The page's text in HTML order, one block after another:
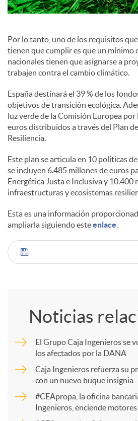
e
s
Por lo tanto, uno de los requisitos
tienen que cumplir es que un mínimo
nacionales tienen que asignarse a
trabajen contra el cambio climático.
España destinará el 39 % de los
objetivos de transición ecológica.
luz verde de la Comisión Europea
euros distribuidos a través del Plan
Resiliencia.
Este plan se articula en 10 políticas
se incluyen 6.485 millones de euros
Energética Justa e Inclusiva y 10.400
infraestructuras y ecosistemas
Esta es una información
ampliarla siguiendo esteenlace.
C
m
p
a
Noticias
El Grupo Caja Ingenieros se
los afectados por la DANA
Caja Ingenieros refuerza su
con un nuevo buque insignia
#CEApropa, la oficina
Ingenieros, enciende motores